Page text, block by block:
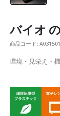
バイオ
商品コード:
環境・見栄え・